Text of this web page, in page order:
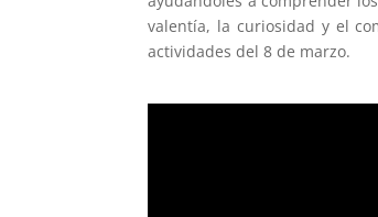
valentía, la curiosidad y el
actividades del 8 de marzo.